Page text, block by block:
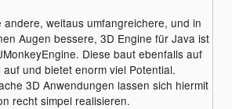
andere, weitaus umfangreichere, und in
Augen bessere, 3D Engine für Java ist
Diese baut ebenfalls auf
auf und bietet enorm viel Potential.
3D Anwendungen lassen sich hiermit
recht simpel realisieren.